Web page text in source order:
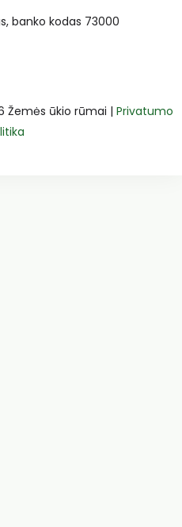
banko kodas 73000
Žemės ūkio rūmai | Privatumo